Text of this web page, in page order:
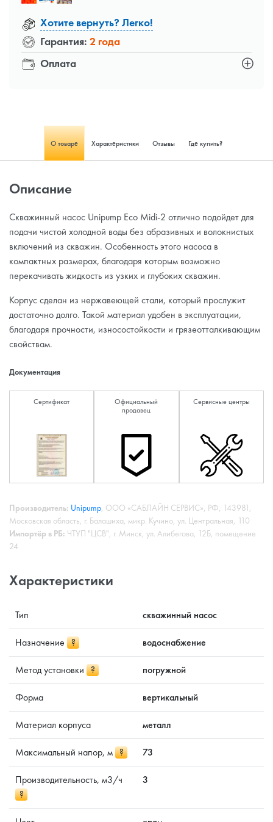
Оплата
Хотите вернуть? Легко!
Гарантия: 2 года
О товаре Характеристики Отзывы Где купить?
Описание
Скважинный насос Unipump Eco Midi-2 отлично подойдет для
подачи чистой холодной воды без абразивных и волокнистых
включений из скважин. Особенность этого насоса в
компактных размерах, благодаря которым возможно
перекачивать жидкость из узких и глубоких скважин.
Корпус сделан из нержавеющей стали, который прослужит
достаточно долго. Такой материал удобен в эксплуатации,
благодаря прочности, износостойкости и грязеотталкивающим
свойствам.
Документация
Сертификат
Официальный
продавец
Сервисные центры
Производитель: Unipump, ООО «САБЛАЙН СЕРВИС», РФ, 143981,
Московская область, г. Балашиха, микр. Кучино, ул. Центральная, 110
Импортёр в РБ: ЧТУП "ЦСВ", г. Минск, ул. Алибегова, 12Б, помещение
24
Характеристики
Тип скважинный насос
Назначение ? водоснабжение
Метод установки ? погружной
Форма вертикальный
Материал корпуса металл
Максимальный напор, м ? 73
Производительность, м3/ч
?
3